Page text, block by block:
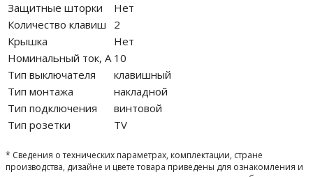
Защитные шторки
Нет
Количество клавиш
2
Крышка
Нет
Номинальный ток, А 10
Тип выключателя
клавишный
Тип монтажа
накладной
Тип подключения
винтовой
Тип розетки
TV
* Сведения о технических параметрах, комплектации, стране
производства, дизайне и цвете товара приведены для ознакомления и